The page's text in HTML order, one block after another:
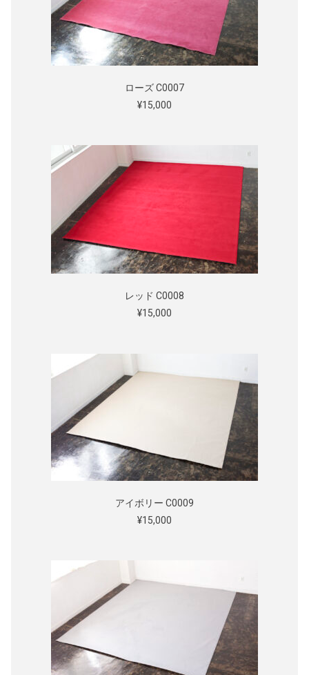
ローズ C0007
¥15,000
レッド C0008
¥15,000
アイボリー C0009
¥15,000